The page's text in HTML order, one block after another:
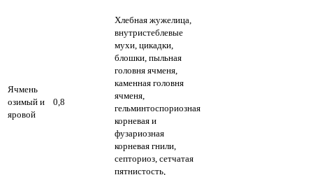
Ячмень
озимый и
яровой
0,8
Хлебная жужелица,
внутристеблевые
мухи, цикадки,
блошки, пыльная
головня ячменя,
каменная головня
ячменя,
гельминтоспориозная
корневая и
фузариозная
корневая гнили,
септориоз, сетчатая
пятнистость,